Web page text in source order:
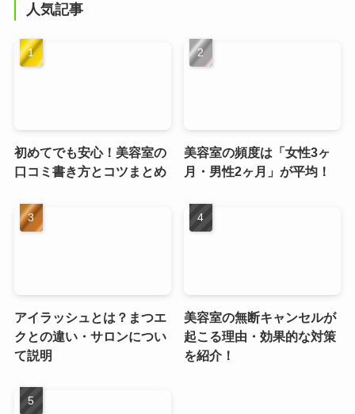
人気記事
初めてでも安心！美容室の
口コミ書き方とコツまとめ
美容室の頻度は「女性3ヶ
月・男性2ヶ月」が平均！
アイラッシュとは？まつエ
クとの違い・サロンについ
て説明
美容室の無断キャンセルが
起こる理由・効果的な対策
を紹介！